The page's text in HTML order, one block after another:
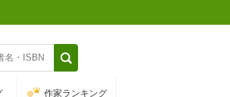
作家ランキング